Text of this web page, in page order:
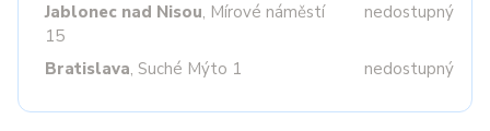
Jablonec nad Nisou, Mírové náměstí
15
nedostupný
Bratislava, Suché Mýto 1 nedostupný